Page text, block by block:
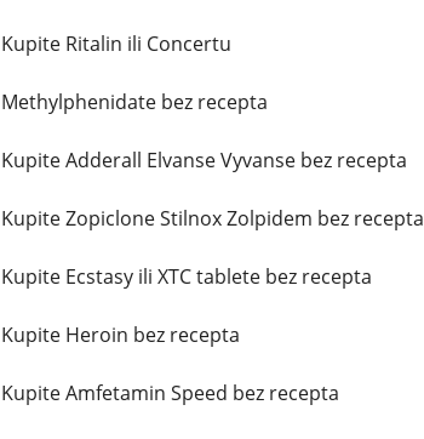
Kupite Ritalin ili Concertu
Methylphenidate bez recepta
Kupite Adderall Elvanse Vyvanse bez recepta
Kupite Zopiclone Stilnox Zolpidem bez recepta
Kupite Ecstasy ili XTC tablete bez recepta
Kupite Heroin bez recepta
Kupite Amfetamin Speed bez recepta